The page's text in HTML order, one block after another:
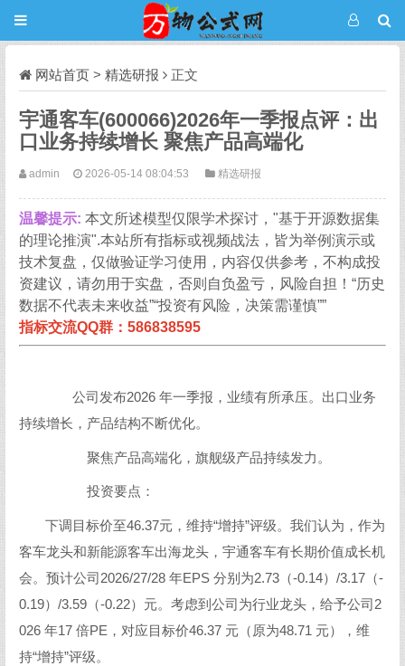
网站首页 > 精选研报 正文
宇通客车(600066)2026年一季报点评：出
口业务持续增长 聚焦产品高端化
admin 2026-05-14 08:04:53 精选研报
温馨提示: 本文所述模型仅限学术探讨，"基于开源数据集
的理论推演".本站所有指标或视频战法，皆为举例演示或
技术复盘，仅做验证学习使用，内容仅供参考，不构成投
资建议，请勿用于实盘，否则自负盈亏，风险自担！“历史
数据不代表未来收益”“投资有风险，决策需谨慎””
指标交流QQ群：586838595
公司发布2026 年一季报，业绩有所承压。出口业务
持续增长，产品结构不断优化。
聚焦产品高端化，旗舰级产品持续发力。
投资要点：
下调目标价至46.37元，维持“增持”评级。我们认为，作为
客车龙头和新能源客车出海龙头，宇通客车有长期价值成长机
会。预计公司2026/27/28 年EPS 分别为2.73（-0.14）/3.17（-
0.19）/3.59（-0.22）元。考虑到公司为行业龙头，给予公司2
026 年17 倍PE，对应目标价46.37 元（原为48.71 元），维
持“增持”评级。